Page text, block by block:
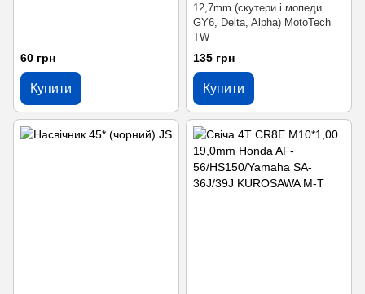
60 грн
Купити
12,7mm (скутери і мопеди
GY6, Delta, Alpha) MotoTech
TW
135 грн
Купити